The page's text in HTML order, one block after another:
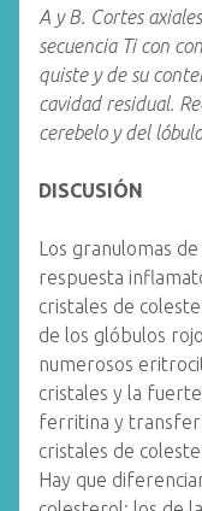
A y B. Cortes
secuencia Ti con
quiste y de su
cavidad residual.
cerebelo y del
DISCUSIÓN
Los granulomas
respuesta
cristales de
de los glóbulos
numerosos
cristales y la
ferritina y
cristales de
Hay que